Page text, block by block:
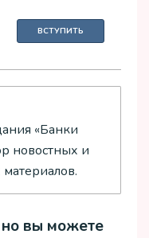
ВСТУПИТЬ
«Банки
новостных и
но вы можете